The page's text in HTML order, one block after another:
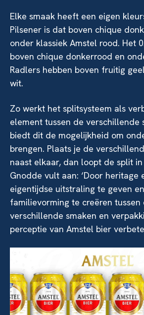
Elke smaak heeft een eigen
Pilsener is dat boven chique
onder klassiek Amstel rood. Het
boven chique donkerrood en
Radlers hebben boven fruitig
wit.
Zo werkt het splitsysteem als
element tussen de verschillende
biedt dit de mogelijkheid om
brengen. Plaats je de
naast elkaar, dan loopt de split in
Gnodde vult aan: ‘Door heritage
eigentijdse uitstraling te geven en
familievorming te creëren tussen
verschillende smaken en
perceptie van Amstel bier